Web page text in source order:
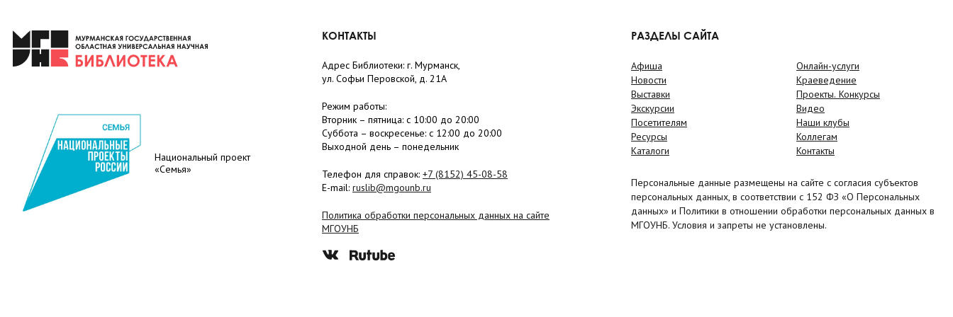
Национальный проект
«Семья»
КОНТАКТЫ
Адрес Библиотеки: г. Мурманск,
ул. Софьи Перовской, д. 21А
Режим работы:
Вторник – пятница: с 10:00 до 20:00
Суббота – воскресенье: c 12:00 до 20:00
Выходной день – понедельник
Телефон для справок: +7 (8152) 45-08-58
E-mail: ruslib@mgounb.ru
Политика обработки персональных данных на сайте
МГОУНБ
РАЗДЕЛЫ САЙТА
Афиша
Новости
Выставки
Экскурсии
Посетителям
Ресурсы
Каталоги
Онлайн-услуги
Краеведение
Проекты. Конкурсы
Видео
Наши клубы
Коллегам
Контакты
Персональные данные размещены на сайте с согласия субъектов
персональных данных, в соответствии с 152 ФЗ «О Персональных
данных» и Политики в отношении обработки персональных данных в
МГОУНБ. Условия и запреты не установлены.